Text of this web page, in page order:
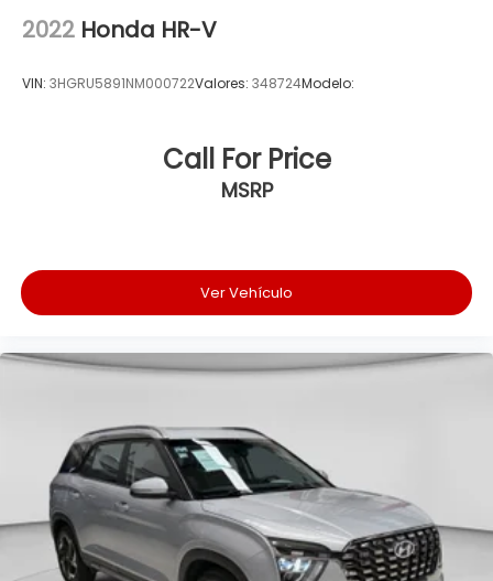
2022 Honda HR-V
VIN: 3HGRU5891NM000722Valores: 348724Modelo:
Call For Price
MSRP
Ver Vehículo